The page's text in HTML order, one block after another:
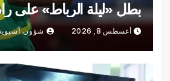
بطل «ليلة الرباط» على
أغسطس 8, 2026 شؤون